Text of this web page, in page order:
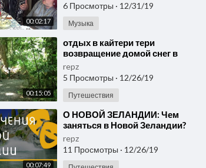
00:02:17
6 Просмотры · 12/31/19
Музыка
00:15:05
⁣отдых в кайтери тери
возвращение домой снег в
новой зеландии
repz
5 Просмотры · 12/26/19
Путешествия
00:07:49
⁣О НОВОЙ ЗЕЛАНДИИ: Чем
заняться в Новой Зеландии?
repz
11 Просмотры · 12/26/19